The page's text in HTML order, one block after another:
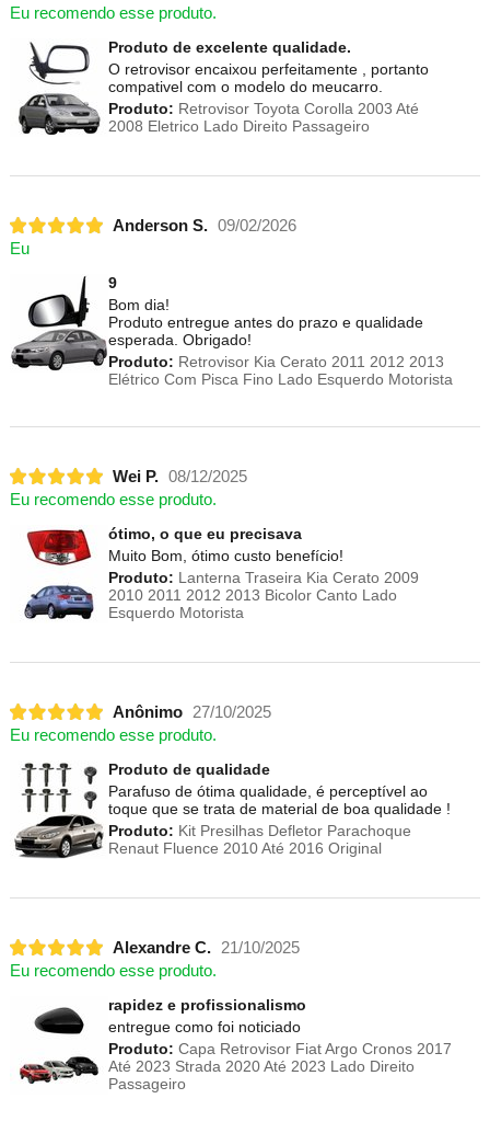
Eu recomendo esse produto.
Produto de excelente qualidade.
O retrovisor encaixou perfeitamente , portanto
compativel com o modelo do meucarro.
Produto: Retrovisor Toyota Corolla 2003 Até
2008 Eletrico Lado Direito Passageiro
Anderson S. 09/02/2026
Eu
9
Bom dia!
Produto entregue antes do prazo e qualidade
esperada. Obrigado!
Produto: Retrovisor Kia Cerato 2011 2012 2013
Elétrico Com Pisca Fino Lado Esquerdo Motorista
Wei P. 08/12/2025
Eu recomendo esse produto.
ótimo, o que eu precisava
Muito Bom, ótimo custo benefício!
Produto: Lanterna Traseira Kia Cerato 2009
2010 2011 2012 2013 Bicolor Canto Lado
Esquerdo Motorista
Anônimo
27/10/2025
Eu recomendo esse produto.
Produto de qualidade
Parafuso de ótima qualidade, é perceptível ao
toque que se trata de material de boa qualidade !
Produto: Kit Presilhas Defletor Parachoque
Renaut Fluence 2010 Até 2016 Original
Alexandre C.
21/10/2025
Eu recomendo esse produto.
rapidez e profissionalismo
entregue como foi noticiado
Produto: Capa Retrovisor Fiat Argo Cronos 2017
Até 2023 Strada 2020 Até 2023 Lado Direito
Passageiro